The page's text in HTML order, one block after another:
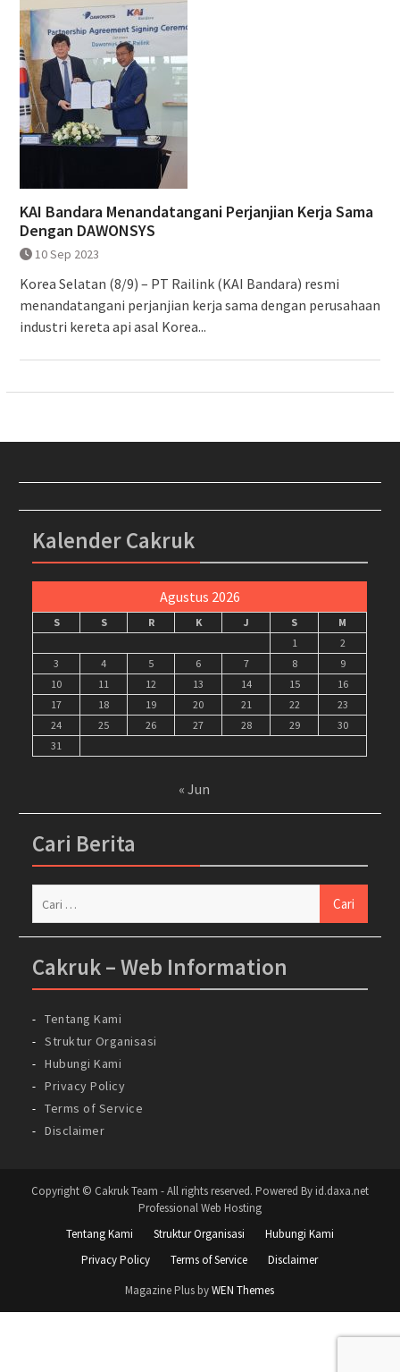
KAI Bandara Menandatangani Perjanjian Kerja Sama
Dengan DAWONSYS
10 Sep 2023
Korea Selatan (8/9) – PT Railink (KAI Bandara) resmi
menandatangani perjanjian kerja sama dengan perusahaan
industri kereta api asal Korea...
Kalender Cakruk
Agustus 2026
S S R K J S
M
1
2
3
4 5 6 7 8
9
10
11 12 13 14 15
16
17
18 19 20 21 22
23
24
25 26 27 28 29
30
31
« Jun
Cari Berita
Cakruk – Web Information
Tentang Kami
Struktur Organisasi
Hubungi Kami
Privacy Policy
Terms of Service
Disclaimer
Copyright © Cakruk Team - All rights reserved. Powered By id.daxa.net
Professional Web Hosting
Tentang Kami
Struktur Organisasi
Hubungi Kami
Privacy Policy
Terms of Service
Disclaimer
Magazine Plus byWEN Themes